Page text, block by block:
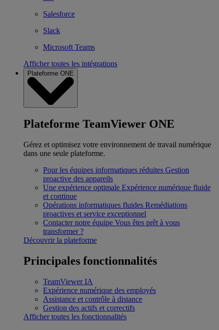
Salesforce
Slack
Microsoft Teams
Afficher toutes les intégrations
Plateforme ONE
Plateforme TeamViewer ONE
Gérez et optimisez votre environnement de travail numérique
dans une seule plateforme.
Pour les équipes informatiques réduites Gestion
proactive des appareils
Une expérience optimale Expérience numérique fluide
et continue
Opérations informatiques fluides Remédiations
proactives et service exceptionnel
Contacter notre équipe Vous êtes prêt à vous
transformer ?
Découvrir la plateforme
Principales fonctionnalités
TeamViewer IA
Expérience numérique des employés
Assistance et contrôle à distance
Gestion des actifs et correctifs
Afficher toutes les fonctionnalités